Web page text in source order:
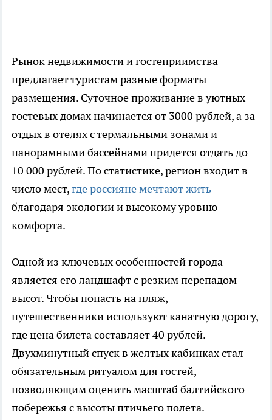
Рынок недвижимости и гостеприимства
предлагает туристам разные форматы
размещения. Суточное проживание в уютных
гостевых домах начинается от 3000 рублей, а за
отдых в отелях с термальными зонами и
панорамными бассейнами придется отдать до
10 000 рублей. По статистике, регион входит в
число мест,где россияне мечтают жить
благодаря экологии и высокому уровню
комфорта.
Одной из ключевых особенностей города
является его ландшафт с резким перепадом
высот. Чтобы попасть на пляж,
путешественники используют канатную дорогу,
где цена билета составляет 40 рублей.
Двухминутный спуск в желтых кабинках стал
обязательным ритуалом для гостей,
позволяющим оценить масштаб балтийского
побережья с высоты птичьего полета.